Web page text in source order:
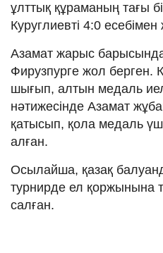
ұлттық құраманың тағы
Куруглиевті 4:0 есебімен
Азамат жарыс
Фирузпурге жол берген.
шығып, алтын медаль
нәтижесінде Азамат
қатысып, қола медаль
алған.
Осылайша, қазақ
турнирде ел қоржынына
салған.